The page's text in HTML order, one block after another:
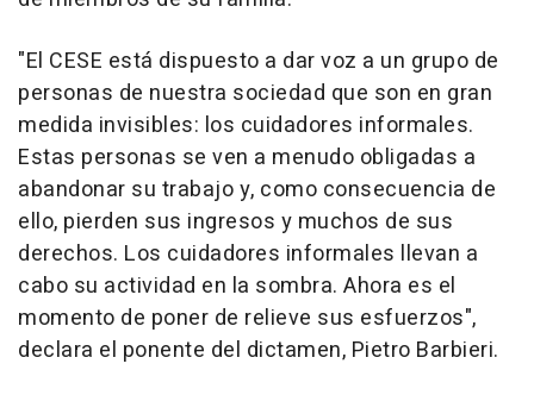
"El CESE está dispuesto a dar voz a un grupo de
personas de nuestra sociedad que son en gran
medida invisibles: los cuidadores informales.
Estas personas se ven a menudo obligadas a
abandonar su trabajo y, como consecuencia de
ello, pierden sus ingresos y muchos de sus
derechos. Los cuidadores informales llevan a
cabo su actividad en la sombra. Ahora es el
momento de poner de relieve sus esfuerzos",
declara el ponente del dictamen, Pietro Barbieri.